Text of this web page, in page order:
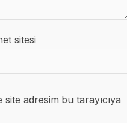
sitesi
adresim bu tarayıcıya